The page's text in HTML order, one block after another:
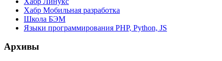
Хабр Мобильная разработка
Школа БЭМ
Языки программирования PHP, Python, JS
Архивы